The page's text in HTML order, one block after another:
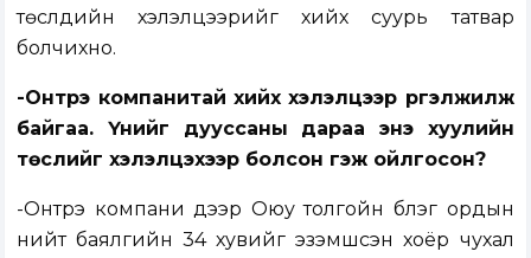
төслүүдийн хэлэлцээрийг хийх суурь татвар
болчихно.
-Онтрэ компанитай хийх хэлэлцээр үргэлжилж
байгаа. Үүнийг дууссаны дараа энэ хуулийн
төслийг хэлэлцэхээр болсон гэж ойлгосон?
-Онтрэ компани дээр Оюу толгойн бүлэг ордын
нийт баялгийн 34 хувийг эзэмшсэн хоёр чухал